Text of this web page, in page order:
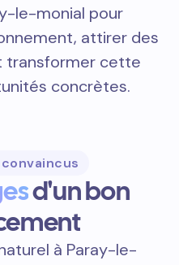
le-monial pour
attirer des
transformer cette
concrètes.
d'un bon
à Paray-le-